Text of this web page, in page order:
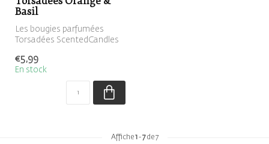
Basil
Les bougies parfumées
Torsadées ScentedCandles
parfu...
€5,99
En stock
Affiche1-7de 7